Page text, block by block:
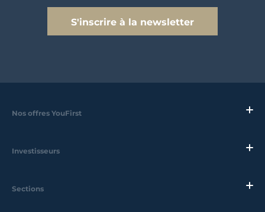
S'inscrire à la newsletter
Nos offres YouFirst
Investisseurs
Sections